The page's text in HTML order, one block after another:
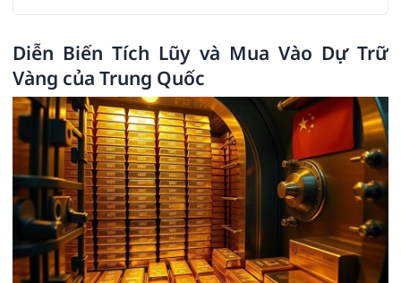
Diễn Biến Tích Lũy và Mua Vào Dự Trữ
Vàng của Trung Quốc